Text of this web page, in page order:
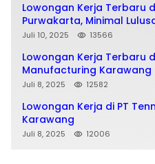
Lowongan Kerja Terbaru
Purwakarta, Minimal
Juli 10, 2025 13566
Lowongan Kerja Terbaru
Manufacturing Karawang
Juli 8, 2025 12582
Lowongan Kerja di PT
Karawang
Juli 8, 2025 12006